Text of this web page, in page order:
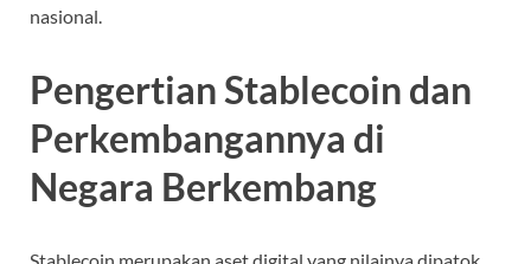
nasional.
Pengertian Stablecoin dan
Perkembangannya di
Negara Berkembang
Stablecoin merupakan aset digital yang nilainya dipatok